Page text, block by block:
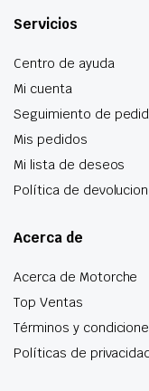
Servicios
Centro de ayuda
Mi cuenta
Seguimiento de
Mis pedidos
Mi lista de deseos
Política de
Acerca de
Acerca de Motorche
Top Ventas
Términos y
Políticas de